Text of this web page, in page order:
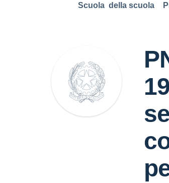
Scuola della scuola